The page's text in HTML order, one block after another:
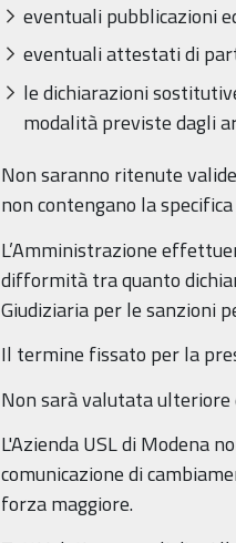
eventuali pubblicazioni
eventuali attestati di
le dichiarazioni
modalità previste dagli
Non saranno ritenute
non contengano la
L’Amministrazione
difformità tra quanto
Giudiziaria per le sanzioni
Il termine fissato per la
Non sarà valutata
L'Azienda USL di Modena
comunicazione di
forza maggiore.